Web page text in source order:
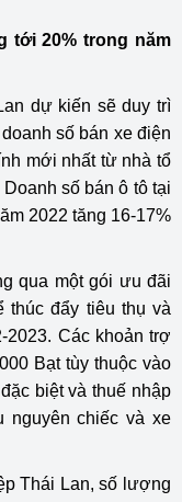
tới 20% trong năm
dự kiến ​​sẽ duy trì
số bán xe điện
mới nhất từ ​​nhà tổ
số bán ô tô tại
2022 tăng 16-17%
qua một gói ưu đãi
thúc đẩy tiêu thụ và
2023. Các khoản trợ
Bạt tùy thuộc vào
biệt và thuế nhập
nguyên chiếc và xe
Thái Lan, số lượng